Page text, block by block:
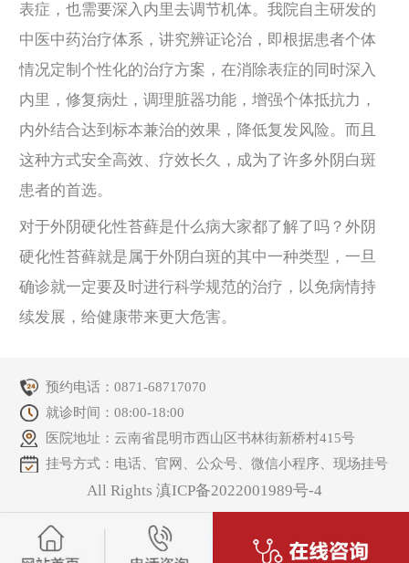
表症，也需要深入内里去调节机体。我院自主研发的
中医中药治疗体系，讲究辨证论治，即根据患者个体
情况定制个性化的治疗方案，在消除表症的同时深入
内里，修复病灶，调理脏器功能，增强个体抵抗力，
内外结合达到标本兼治的效果，降低复发风险。而且
这种方式安全高效、疗效长久，成为了许多外阴白斑
患者的首选。
对于外阴硬化性苔藓是什么病大家都了解了吗？外阴
硬化性苔藓就是属于外阴白斑的其中一种类型，一旦
确诊就一定要及时进行科学规范的治疗，以免病情持
续发展，给健康带来更大危害。
预约电话：0871-68717070
就诊时间：08:00-18:00
医院地址：云南省昆明市西山区书林街新桥村415号
挂号方式：电话、官网、公众号、微信小程序、现场挂号
All Rights 滇ICP备2022001989号-4